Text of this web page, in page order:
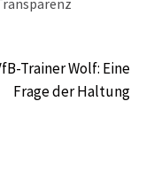
Transparenz
Trainer Wolf: Eine
Frage der Haltung